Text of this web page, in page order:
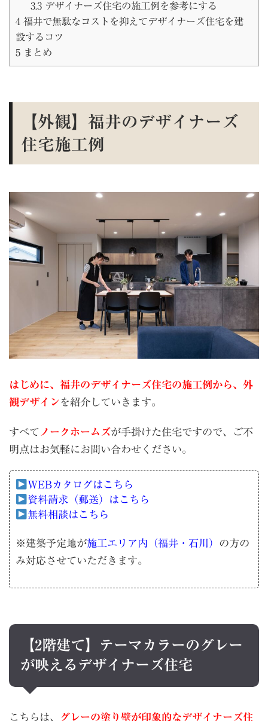
3.3デザイナーズ住宅の施工例を参考にする
4 福井で無駄なコストを抑えてデザイナーズ住宅を建
設するコツ
5 まとめ
【外観】福井のデザイナーズ
住宅施工例
はじめに、福井のデザイナーズ住宅の施工例から、外
観デザイン を紹介していきます。
すべて ノークホームズが手掛けた住宅ですので、ご不
明点はお気軽にお問い合わせください。
WEBカタログはこちら
資料請求（郵送）はこちら
無料相談はこちら
※建築予定地が施工エリア内（福井・石川） の方の
み対応させていただきます。
【2階建て】テーマカラーのグレー
が映えるデザイナーズ住宅
こちらは、 グレーの塗り壁が印象的なデザイナーズ住